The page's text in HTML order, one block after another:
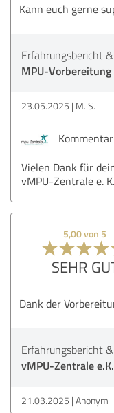
Kann euch gerne
Erfahrungsbericht
MPU-
23.05.2025 M. S.
Vielen Dank für
vMPU-Zentrale e. K.
5,00 von 5
SEHR
Dank der
Erfahrungsbericht
vMPU-Zentrale e.K.
21.03.2025 Anonym